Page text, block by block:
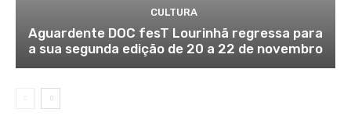
CULTURA
Aguardente DOC fesT Lourinhã regressa para
a sua segunda edição de 20 a 22 de novembro